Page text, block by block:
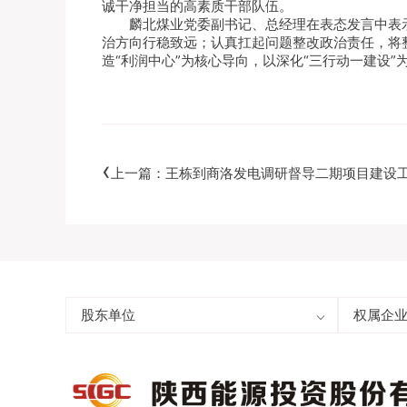
诚干净担当的高素质干部队伍。
麟北煤业党委副书记、总经理在表态发言中
治方向行稳致远；认真扛起问题整改政治责任，
造“利润中心”为核心导向，以深化“三行动一建设
‹上一篇： 王栋到商洛发电调研督导二期项目建设
股东单位
陕西投资集团有限公司
长安汇通有限责任公司
权属企业
秦龙电
渭河发